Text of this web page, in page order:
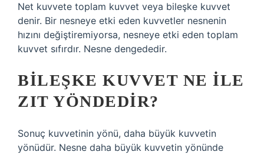
Net kuvvete toplam kuvvet veya bileşke kuvvet
denir. Bir nesneye etki eden kuvvetler nesnenin
hızını değiştiremiyorsa, nesneye etki eden toplam
kuvvet sıfırdır. Nesne dengededir.
BILEŞKE KUVVET NE ILE
ZIT YÖNDEDIR?
Sonuç kuvvetinin yönü, daha büyük kuvvetin
yönüdür. Nesne daha büyük kuvvetin yönünde